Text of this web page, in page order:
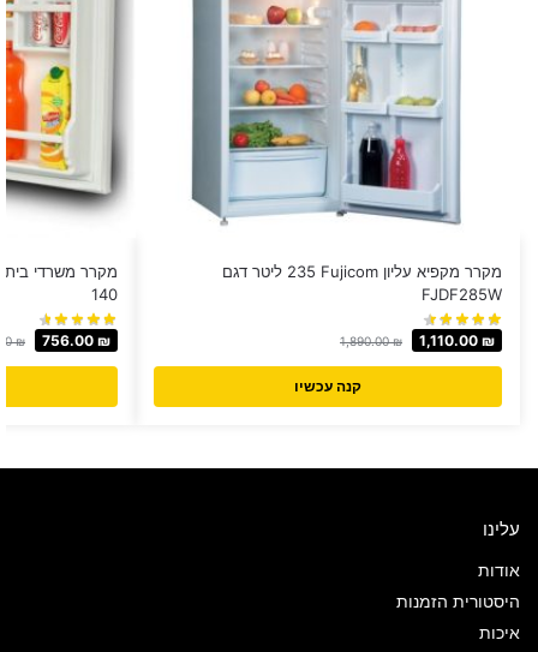
מקרר מקפיא עליון Fujicom ‏235 ‏ליטר דגם
FJDF285W
1,890.00₪ 1,110.00 ₪
קנה עכשיו
140
₪ 756.00 ₪
עלינו
אודות
היסטורית הזמנות
איכות